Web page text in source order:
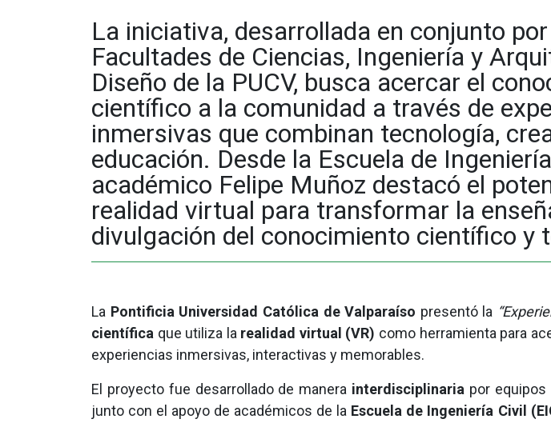
La iniciativa, desarrollada en conjunto
Facultades de Ciencias, Ingeniería y
Diseño de la PUCV, busca acercar el
científico a la comunidad a través de
inmersivas que combinan tecnología,
educación. Desde la Escuela de
académico Felipe Muñoz destacó el
realidad virtual para transformar la
divulgación del conocimiento científico y
La Pontificia Universidad Católica de Valparaíso presentó la
científica que utiliza la realidad virtual (VR) como herramienta para
experiencias inmersivas, interactivas y memorables.
El proyecto fue desarrollado de manera interdisciplinaria por equipos
junto con el apoyo de académicos de la Escuela de Ingeniería Civil